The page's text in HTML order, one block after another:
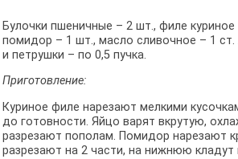
Булочки пшеничные – 2 шт., филе
помидор – 1 шт., масло сливочное – 1 ст.
и петрушки – по 0,5 пучка.
Приготовление:
Куриное филе нарезают мелкими
до готовности. Яйцо варят вкрутую,
разрезают пополам. Помидор нарезают
разрезают на 2 части, на нижнюю